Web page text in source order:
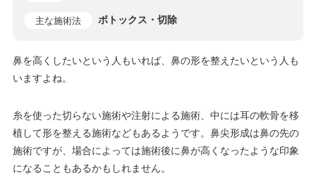
主な施術法 ボトックス・切除
鼻を高くしたいという人もいれば、鼻の形を整えたいという人も
いますよね。
糸を使った切らない施術や注射による施術、中には耳の軟骨を移
植して形を整える施術などもあるようです。鼻尖形成は鼻の先の
施術ですが、場合によっては施術後に鼻が高くなったような印象
になることもあるかもしれません。